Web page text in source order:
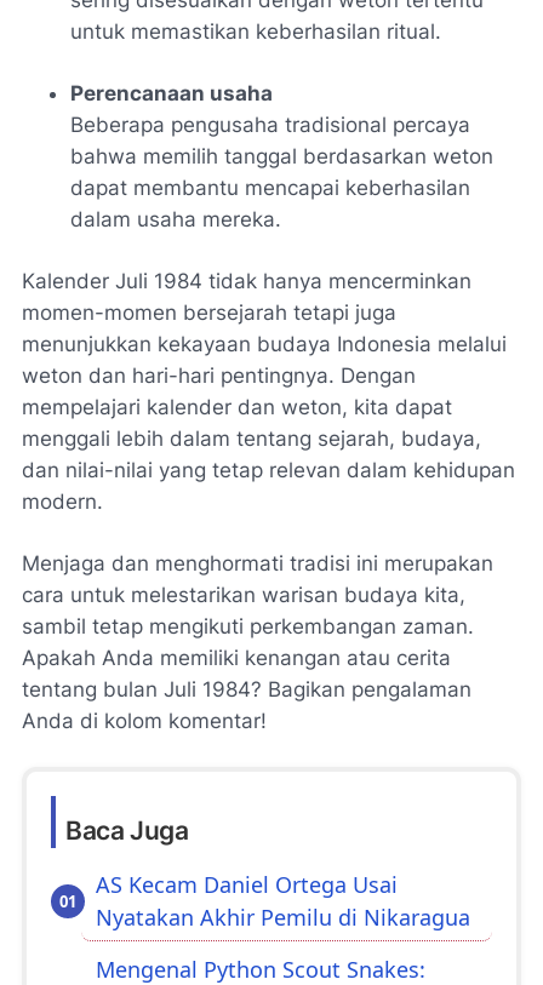
untuk memastikan keberhasilan ritual.
Perencanaan usaha
Beberapa pengusaha tradisional percaya
bahwa memilih tanggal berdasarkan weton
dapat membantu mencapai keberhasilan
dalam usaha mereka.
Kalender Juli 1984 tidak hanya mencerminkan
momen-momen bersejarah tetapi juga
menunjukkan kekayaan budaya Indonesia melalui
weton dan hari-hari pentingnya. Dengan
mempelajari kalender dan weton, kita dapat
menggali lebih dalam tentang sejarah, budaya,
dan nilai-nilai yang tetap relevan dalam kehidupan
modern.
Menjaga dan menghormati tradisi ini merupakan
cara untuk melestarikan warisan budaya kita,
sambil tetap mengikuti perkembangan zaman.
Apakah Anda memiliki kenangan atau cerita
tentang bulan Juli 1984? Bagikan pengalaman
Anda di kolom komentar!
Baca Juga
AS Kecam Daniel Ortega Usai
Nyatakan Akhir Pemilu di Nikaragua
Mengenal Python Scout Snakes: